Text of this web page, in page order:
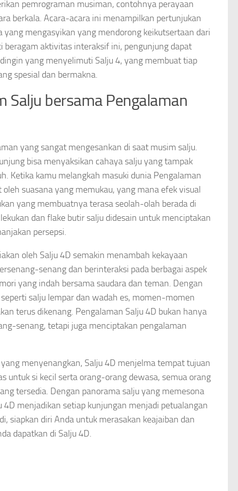
pemrograman musiman, contohnya perayaan
berkala. Acara-acara ini menampilkan pertunjukan
yang mengasyikan yang mendorong keikutsertaan dari
beragam aktivitas interaksif ini, pengunjung dapat
yang menyelimuti Salju 4, yang membuat tiap
spesial dan bermakna.
Salju bersama Pengalaman
yang sangat mengesankan di saat musim salju.
bisa menyaksikan cahaya salju yang tampak
Ketika kamu melangkah masuki dunia Pengalaman
suasana yang memukau, yang mana efek visual
yang membuatnya terasa seolah-olah berada di
dan flake butir salju didesain untuk menciptakan
persepsi.
oleh Salju 4D semakin menambah kekayaan
senang dan berinteraksi pada berbagai aspek
yang indah bersama saudara dan teman. Dengan
salju lempar dan wadah es, momen-momen
terus dikenang. Pengalaman Salju 4D bukan hanya
senang, tetapi juga menciptakan pengalaman
menyenangkan, Salju 4D menjelma tempat tujuan
untuk si kecil serta orang-orang dewasa, semua orang
tersedia. Dengan panorama salju yang memesona
4D menjadikan setiap kunjungan menjadi petualangan
siapkan diri Anda untuk merasakan keajaiban dan
dapatkan di Salju 4D.